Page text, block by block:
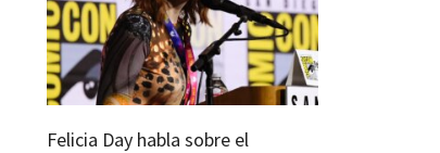
Felicia Day habla sobre el